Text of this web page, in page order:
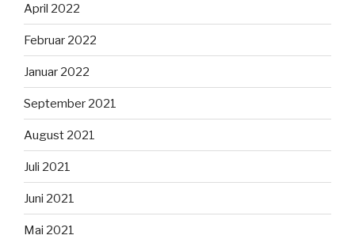
April 2022
Februar 2022
Januar 2022
September 2021
August 2021
Juli 2021
Juni 2021
Mai 2021